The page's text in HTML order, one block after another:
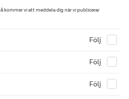
kommer vi att meddela dig när vi publicerar
Följ
Följ
Följ